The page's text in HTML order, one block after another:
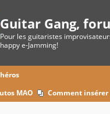
Guitar Gang,
Pour les guitaristes
happy e-Jamming!
MAO Comment